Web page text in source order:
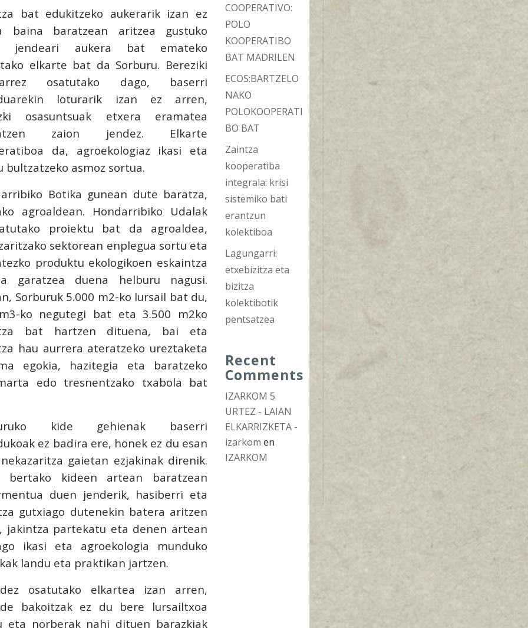
bat edukitzeko aukerarik izan ez
baina baratzean aritzea gustuko
jendeari aukera bat emateko
elkarte bat da Sorburu. Bereziki
osatutako dago, baserri
loturarik izan ez arren,
osasuntsuak etxera eramatea
zaion jendez. Elkarte
da, agroekologiaz ikasi eta
bultzatzeko asmoz sortua.
Botika gunean dute baratza,
agroaldean. Hondarribiko Udalak
proiektu bat da agroaldea,
sektorean enplegua sortu eta
produktu ekologikoen eskaintza
garatzea duena helburu nagusi.
Sorburuk 5.000 m2-ko lursail bat du,
ko negutegi bat eta 3.500 m2ko
bat hartzen dituena, bai eta
hau aurrera ateratzeko ureztaketa
egokia, hazitegia eta baratzeko
edo tresnentzako txabola bat
kide gehienak baserri
ez badira ere, honek ez du esan
gaietan ezjakinak direnik.
bertako kideen artean baratzean
duen jenderik, hasiberri eta
gutxiago dutenekin batera aritzen
jakintza partekatu eta denen artean
ikasi eta agroekologia munduko
landu eta praktikan jartzen.
osatutako elkartea izan arren,
bakoitzak ez du bere lursailtxoa
eta norberak nahi dituen barazkiak
COOPERATIVO:
POLO
KOOPERATIBO
BAT MADRILEN
ECOS:BARTZELO
NAKO
POLOKOOPERATI
BO BAT
Zaintza
kooperatiba
integrala: krisi
sistemiko bati
erantzun
kolektiboa
Lagungarri:
etxebizitza eta
bizitza
kolektibotik
pentsatzea
Recent
Comments
IZARKOM 5
URTEZ - LAIAN
ELKARRIZKETA -
izarkom en
IZARKOM